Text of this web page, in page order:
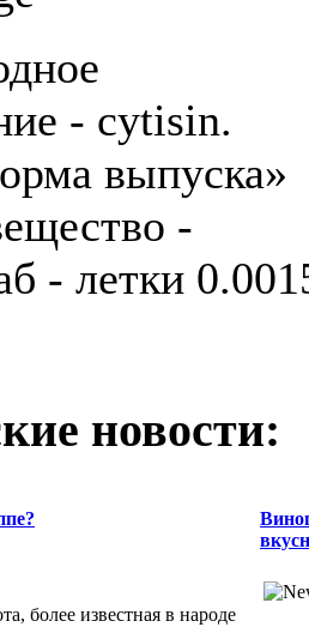
- cytisin.
выпуска»
-
- летки
новости:
более известная в народе